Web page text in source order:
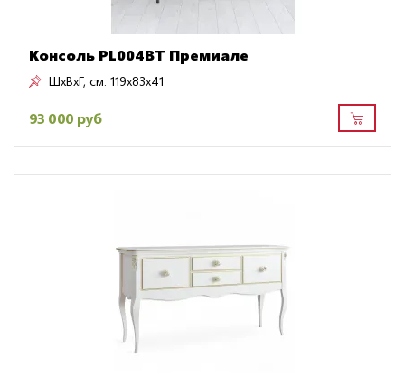
Консоль PL004BT Премиале
ШxВxГ, см: 119x83x41
93 000 руб